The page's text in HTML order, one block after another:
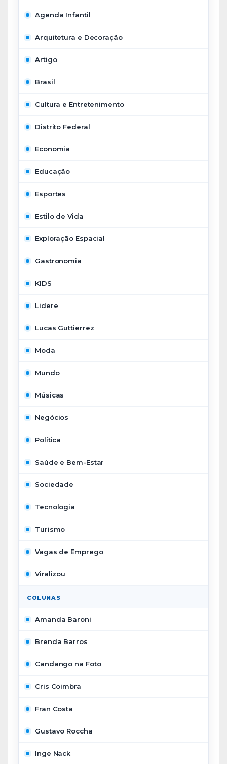
Agenda Infantil
Arquitetura e Decoração
Artigo
Brasil
Cultura e Entretenimento
Distrito Federal
Economia
Educação
Esportes
Estilo de Vida
Exploração Espacial
Gastronomia
KIDS
Lidere
Lucas Guttierrez
Moda
Mundo
Músicas
Negócios
Política
Saúde e Bem-Estar
Sociedade
Tecnologia
Turismo
Vagas de Emprego
Viralizou
COLUNAS
Amanda Baroni
Brenda Barros
Candango na Foto
Cris Coimbra
Fran Costa
Gustavo Roccha
Inge Nack